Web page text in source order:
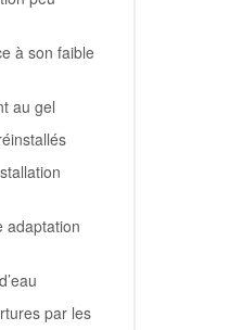
à son faible
au gel
adaptation
par les